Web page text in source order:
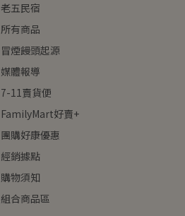
老五民宿
所有商品
冒煙饅頭起源
媒體報導
7-11賣貨便
FamilyMart好賣+
團購好康優惠
經銷據點
購物須知
組合商品區